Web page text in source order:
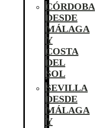
CÓRDOBA
DESDE
MÁLAGA
Y
COSTA
DEL
SOL
SEVILLA
DESDE
MÁLAGA
Y